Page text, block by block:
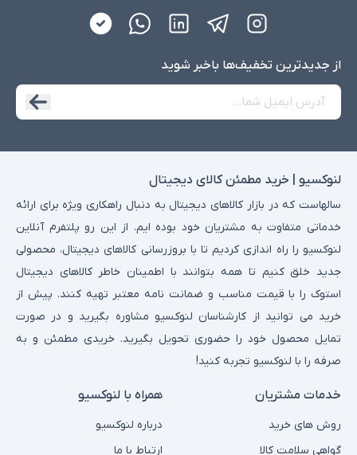
از جدید‌ترین تخفیف‌ها با‌خبر شوید
لنوکسیو | خرید مطمئن کالای دیجیتال
سالهاست که در بازار کالاهای دیجیتال به دنبال راهکاری ویژه برای ارائه
خدماتی متفاوت به مشتریان خود بوده ایم. از این رو پلتفرم آنلاین
لنوکسیو را راه اندازی کردیم تا با بروزرسانی کالاهای دیجیتال، محصولی
جدید خلق کنیم تا همه بتوانند با اطمینان خاطر کالاهای دیجیتال
استوک را با قیمت مناسب و ضمانت نامه معتبر تهیه کنند. پیش از
خرید می توانید از کارشناسان لنوکسیو مشاوره بگیرید و در صورت
تمایل محصول خود را حضوری تحویل بگیرید. خریدی مطمئن و به
صرفه را با لنوکسیو تجربه کنید!
خدمات مشتریان
روش های خرید
گواهی سلامت کالا
همراه با لنوکسیو
درباره لنوکسیو
ارتباط با ما